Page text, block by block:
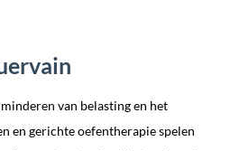
van belasting en het
en gerichte oefentherapie spelen